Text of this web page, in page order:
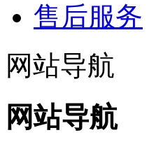
售后服务
网站导航
网站导航